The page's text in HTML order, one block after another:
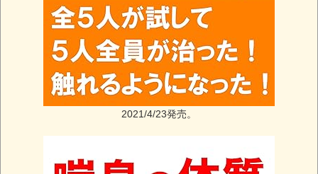
2021/4/23発売。